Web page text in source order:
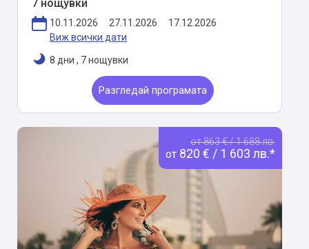
7 нощувки
10.11.2026 27.11.2026
17.12.2026
Виж всички дати
8 дни , 7 нощувки
Разгледай програмата
от 863 € / 1 688 лв.
от 820 € / 1 603 лв.*